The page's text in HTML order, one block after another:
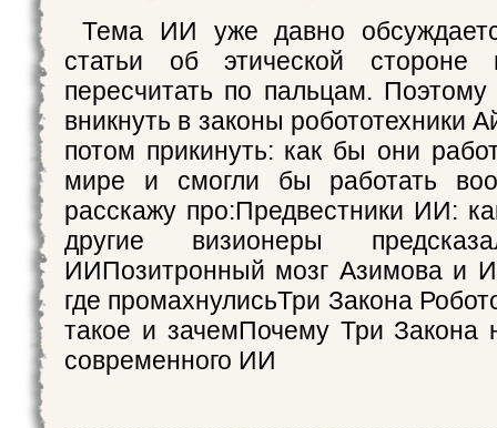
Тема ИИ уже давно
статьи об этической стороне
пересчитать по пальцам.
вникнуть в законы робототехники
потом прикинуть: как бы они
мире и смогли бы работать
расскажу про:Предвестники ИИ:
другие визионеры
ИИПозитронный мозг Азимова и
где промахнулисьТри Закона
такое и зачемПочему Три Закона
современного ИИ